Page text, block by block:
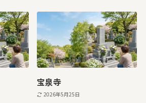
宝泉寺
2026年5月25日